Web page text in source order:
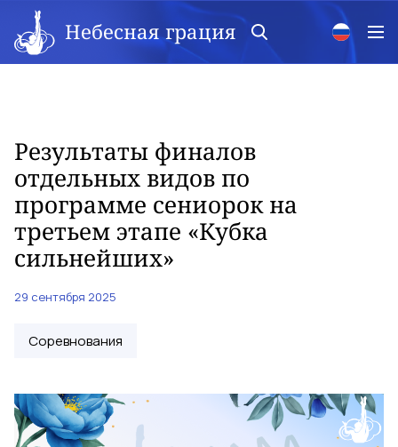
Небесная грация
Результаты финалов
отдельных видов по
программе сениорок на
третьем этапе «Кубка
сильнейших»
29 сентября 2025
Соревнования